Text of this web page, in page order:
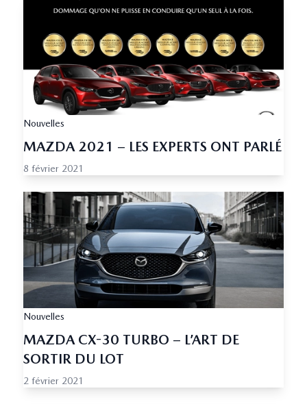
Nouvelles
MAZDA 2021 – LES EXPERTS ONT PARLÉ
8 février 2021
Nouvelles
MAZDA CX-30 TURBO – L’ART DE
SORTIR DU LOT
2 février 2021